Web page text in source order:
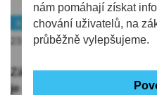
nám pomáhají získat
chování uživatelů, na
průběžně vylepšujeme.
Kraj
Životní prostředí
23.01.2022 | 13:40
Zájem o instalaci
je stále na vzestupu. Jen